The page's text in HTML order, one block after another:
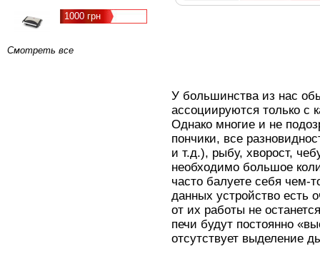
1000 грн
Смотреть все
У большинства из нас
ассоциируются только
Однако многие и не
пончики, все
и т.д.), рыбу, хворост,
необходимо большое
часто балуете себя чем-
данных устройство есть
от их работы не
печи будут постоянно
отсутствует выделение